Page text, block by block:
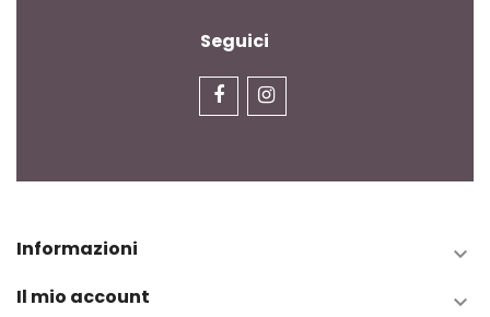
Seguici
Informazioni 
Il mio account 